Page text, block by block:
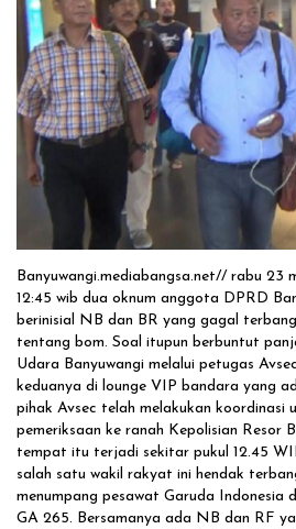
Uji Coba Program NADI JKN
Banyuwangi.mediabangsa.net// rabu 23
12:45 wib dua oknum anggota DPRD
berinisial NB dan BR yang gagal
tentang bom. Soal itupun berbuntut
Udara Banyuwangi melalui petugas
keduanya di lounge VIP bandara yang
pihak Avsec telah melakukan koordinasi
pemeriksaan ke ranah Kepolisian Resor
tempat itu terjadi sekitar pukul 12.45
salah satu wakil rakyat ini hendak
menumpang pesawat Garuda Indonesia
GA 265. Bersamanya ada NB dan RF